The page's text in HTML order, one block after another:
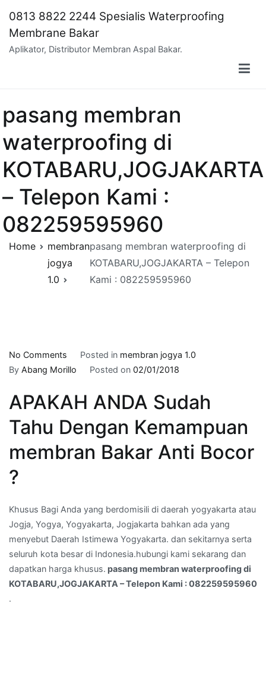
content
0813 8822 2244 Spesialis Waterproofing
Membrane Bakar
Aplikator, Distributor Membran Aspal Bakar.
pasang membran
waterproofing di
KOTABARU,JOGJAKARTA
– Telepon Kami :
082259595960
Home
membran
jogya
1.0
pasang membran waterproofing di
KOTABARU,JOGJAKARTA – Telepon
Kami : 082259595960
No Comments
pasang
waterproofing
KOTABARU,JOGJAKARTA
Telepon
Posted in membran jogya 1.0
By Abang Morillo Posted on 02/01/2018
APAKAH ANDA Sudah
Tahu Dengan Kemampuan
membran Bakar Anti Bocor
?
Khusus Bagi Anda yang berdomisili di daerah yogyakarta atau
Jogja, Yogya, Yogyakarta, Jogjakarta bahkan ada yang
menyebut Daerah Istimewa Yogyakarta. dan sekitarnya serta
seluruh kota besar di Indonesia.hubungi kami sekarang dan
dapatkan harga khusus. pasang membran waterproofing di
KOTABARU,JOGJAKARTA – Telepon Kami : 082259595960
.